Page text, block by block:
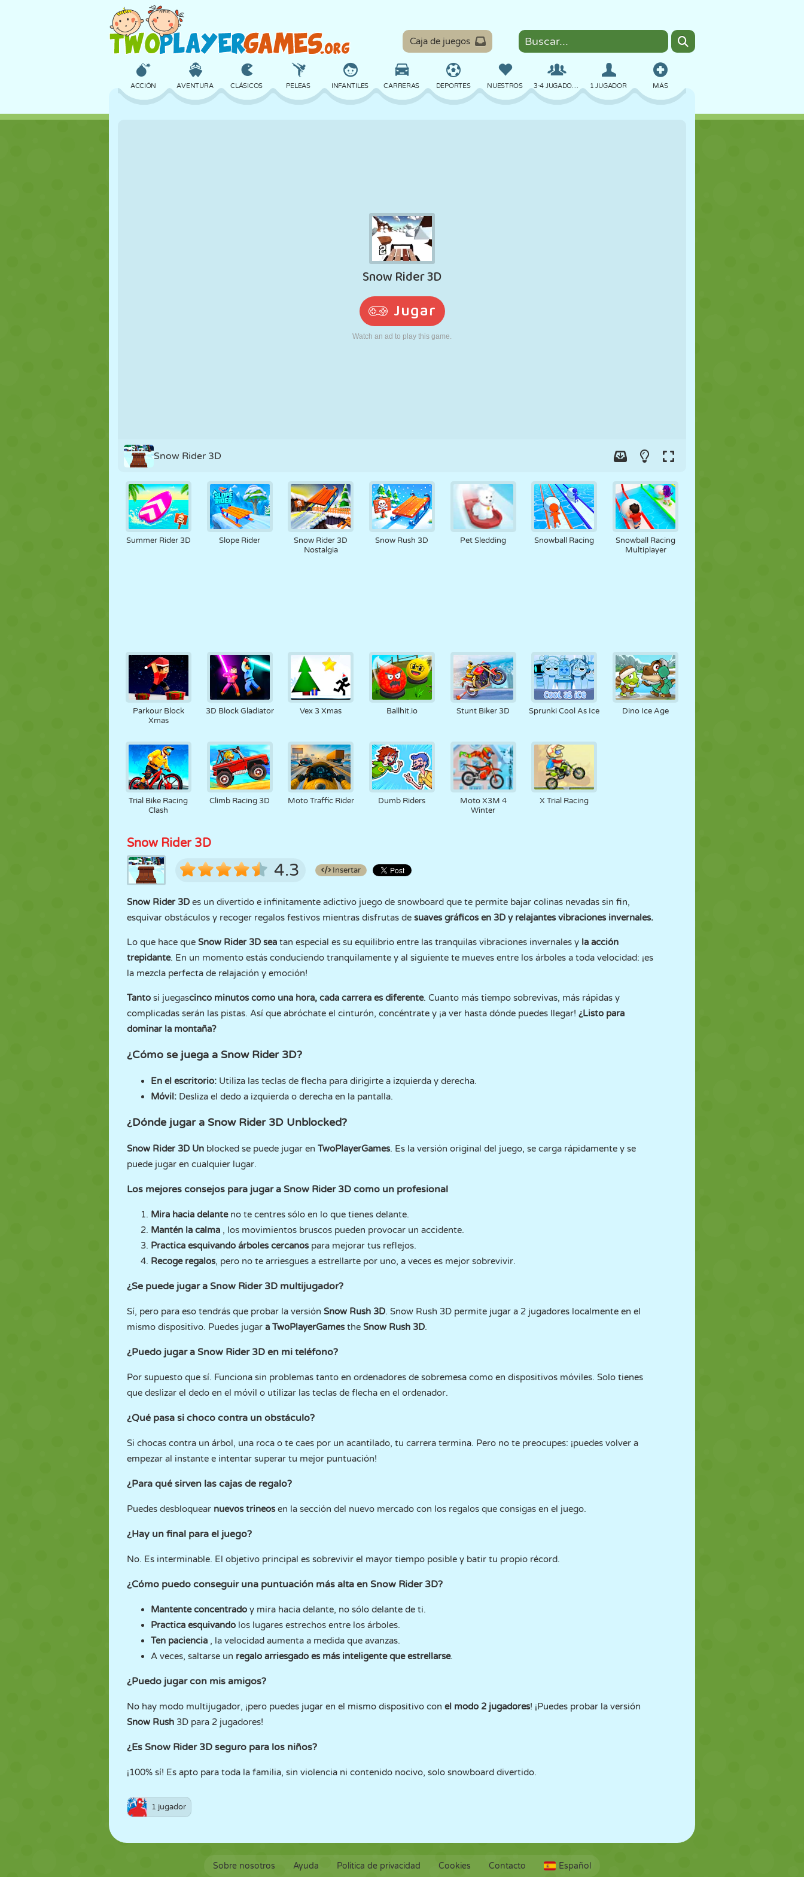
Caja de juegos
MÁS
ACCIÓN AVENTURA CLÁSICOS PELEAS INFANTILES CARRERAS DEPORTES NUESTROS 3-4 JUGADORES 1 JUGADOR
MONSTRUOS
ROBOTS CORRER ESCUELA
TÁCTIL
Snow Rider 3D
Summer Rider 3D Slope Rider
Snow Rider 3D
Nostalgia
Snow Rush 3D Pet Sledding Snowball Racing
Snowball Racing
Multiplayer
Parkour Block
Xmas
3D Block Gladiator Vex 3 Xmas Ballhit.io Stunt Biker 3D Sprunki Cool As Ice Dino Ice Age
Trial Bike Racing
Clash
Climb Racing 3D Moto Traffic Rider Dumb Riders
Moto X3M 4
Winter
X Trial Racing
Snow Rider 3D
4.3 Insertar
Snow Rider 3D es un divertido e infinitamente adictivo juego de snowboard que te permite bajar colinas nevadas sin fin,
esquivar obstáculos y recoger regalos festivos mientras disfrutas de suaves gráficos en 3D y relajantes vibraciones invernales.
Lo que hace que Snow Rider 3D sea tan especial es su equilibrio entre las tranquilas vibraciones invernales y la acción
trepidante. En un momento estás conduciendo tranquilamente y al siguiente te mueves entre los árboles a toda velocidad: ¡es
la mezcla perfecta de relajación y emoción!
Tanto si juegascinco minutos como una hora, cada carrera es diferente. Cuanto más tiempo sobrevivas, más rápidas y
complicadas serán las pistas. Así que abróchate el cinturón, concéntrate y ¡a ver hasta dónde puedes llegar! ¿Listo para
dominar la montaña?
¿Cómo se juega a Snow Rider 3D?
En el escritorio: Utiliza las teclas de flecha para dirigirte a izquierda y derecha.
Móvil: Desliza el dedo a izquierda o derecha en la pantalla.
¿Dónde jugar a Snow Rider 3D Unblocked?
Snow Rider 3D Un blocked se puede jugar en TwoPlayerGames. Es la versión original del juego, se carga rápidamente y se
puede jugar en cualquier lugar.
Los mejores consejos para jugar a Snow Rider 3D como un profesional
Mira hacia delante no te centres sólo en lo que tienes delante.
Mantén la calma , los movimientos bruscos pueden provocar un accidente.
Practica esquivando árboles cercanospara mejorar tus reflejos.
Recoge regalos, pero no te arriesgues a estrellarte por uno, a veces es mejor sobrevivir.
¿Se puede jugar a Snow Rider 3D multijugador?
Sí, pero para eso tendrás que probar la versión Snow Rush 3D. Snow Rush 3D permite jugar a 2 jugadores localmente en el
mismo dispositivo. Puedes jugar a TwoPlayerGamesthe Snow Rush 3D.
¿Puedo jugar a Snow Rider 3D en mi teléfono?
Por supuesto que sí. Funciona sin problemas tanto en ordenadores de sobremesa como en dispositivos móviles. Solo tienes
que deslizar el dedo en el móvil o utilizar las teclas de flecha en el ordenador.
¿Qué pasa si choco contra un obstáculo?
Si chocas contra un árbol, una roca o te caes por un acantilado, tu carrera termina. Pero no te preocupes: ¡puedes volver a
empezar al instante e intentar superar tu mejor puntuación!
¿Para qué sirven las cajas de regalo?
Puedes desbloquear nuevos trineosen la sección del nuevo mercado con los regalos que consigas en el juego.
¿Hay un final para el juego?
No. Es interminable. El objetivo principal es sobrevivir el mayor tiempo posible y batir tu propio récord.
¿Cómo puedo conseguir una puntuación más alta en Snow Rider 3D?
Mantente concentrado y mira hacia delante, no sólo delante de ti.
Practica esquivando los lugares estrechos entre los árboles.
Ten paciencia , la velocidad aumenta a medida que avanzas.
A veces, saltarse un regalo arriesgado es más inteligente que estrellarse.
¿Puedo jugar con mis amigos?
No hay modo multijugador, ¡pero puedes jugar en el mismo dispositivo con el modo 2 jugadores! ¡Puedes probar la versión
Snow Rush 3D para 2 jugadores!
¿Es Snow Rider 3D seguro para los niños?
¡100% sí! Es apto para toda la familia, sin violencia ni contenido nocivo, solo snowboard divertido.
1 jugador
Sobre nosotros Ayuda Política de privacidad Cookies Contacto Español